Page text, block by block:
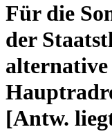
Für die
der
[Antw.